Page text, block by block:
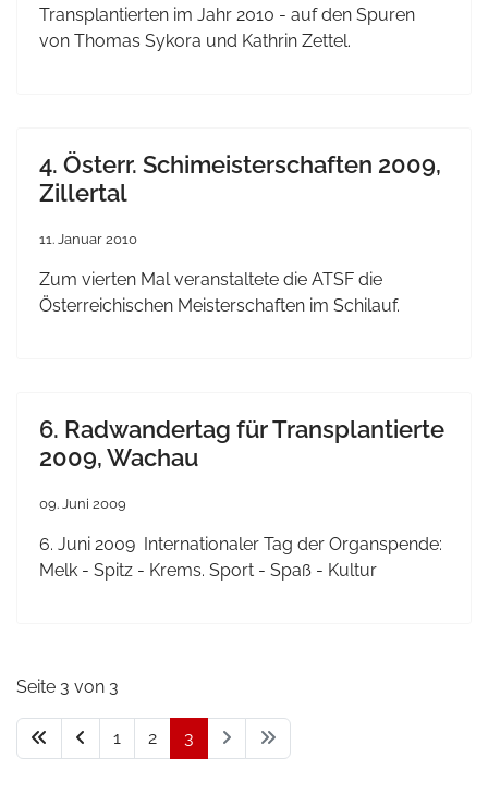
Transplantierten im Jahr 2010 - auf den Spuren
von Thomas Sykora und Kathrin Zettel.
4. Österr. Schimeisterschaften 2009,
Zillertal
11. Januar 2010
Zum vierten Malveranstaltete die ATSF die
Österreichischen Meisterschaften im Schilauf.
6. Radwandertag für Transplantierte
2009, Wachau
09. Juni 2009
6. Juni 2009 Internationaler Tag der Organspende:
Melk - Spitz - Krems. Sport - Spaß - Kultur
Seite 3 von 3
1 2 3